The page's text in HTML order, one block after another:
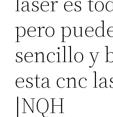
pero
sencillo y
esta cnc
|NQH